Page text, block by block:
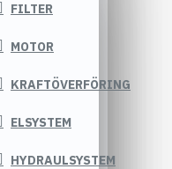
FILTER
MOTOR
KRAFTÖVERFÖRING
ELSYSTEM
HYDRAULSYSTEM